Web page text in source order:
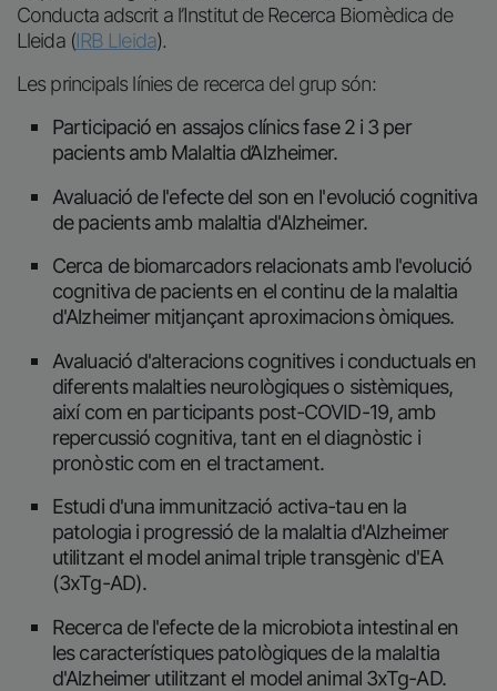
Conducta adscrit a l’Institut de Recerca Biomèdica de
Lleida (IRB Lleida).
Les principals línies de recerca del grup són:
Participació en assajos clínics fase 2 i 3 per
pacients amb Malaltia d’Alzheimer.
Avaluació de l'efecte del son en l'evolució cognitiva
de pacients amb malaltia d'Alzheimer.
Cerca de biomarcadors relacionats amb l'evolució
cognitiva de pacients en el continu de la malaltia
d'Alzheimer mitjançant aproximacions òmiques.
Avaluació d'alteracions cognitives i conductuals en
diferents malalties neurològiques o sistèmiques,
així com en participants post-COVID-19, amb
repercussió cognitiva, tant en el diagnòstic i
pronòstic com en el tractament.
Estudi d'una immunització activa-tau en la
patologia i progressió de la malaltia d'Alzheimer
utilitzant el model animal triple transgènic d'EA
(3xTg-AD).
Recerca de l'efecte de la microbiota intestinal en
les característiques patològiques de la malaltia
d'Alzheimer utilitzant el model animal 3xTg-AD.